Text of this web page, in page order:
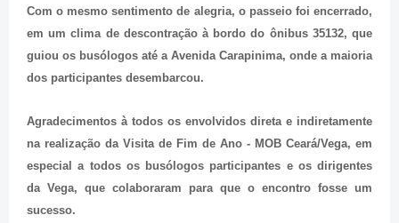
Com o mesmo sentimento de alegria, o passeio foi encerrado,
em um clima de descontração à bordo do ônibus 35132, que
guiou os busólogos até a Avenida Carapinima, onde a maioria
dos participantes desembarcou.
Agradecimentos à todos os envolvidos direta e indiretamente
na realização da Visita de Fim de Ano - MOB Ceará/Vega, em
especial a todos os busólogos participantes e os dirigentes
da Vega, que colaboraram para que o encontro fosse um
sucesso.